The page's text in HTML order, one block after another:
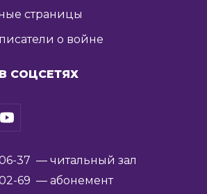
страницы
о войне
СОЦСЕТЯХ
37 — читальный зал
69 — абонемент